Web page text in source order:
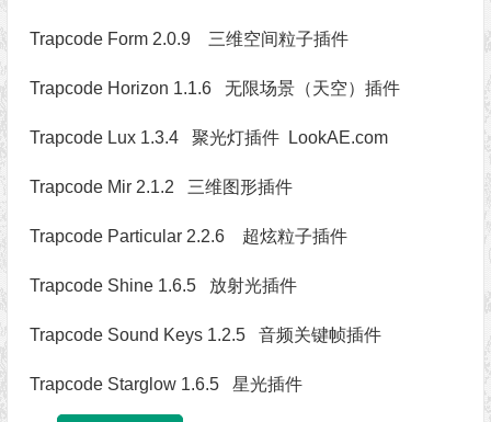
Trapcode Form 2.0.9 三维空间粒子插件
Trapcode Horizon 1.1.6 无限场景（天空）插件
Trapcode Lux 1.3.4 聚光灯插件 LookAE.com
Trapcode Mir 2.1.2 三维图形插件
Trapcode Particular 2.2.6 超炫粒子插件
Trapcode Shine 1.6.5 放射光插件
Trapcode Sound Keys 1.2.5 音频关键帧插件
Trapcode Starglow 1.6.5 星光插件